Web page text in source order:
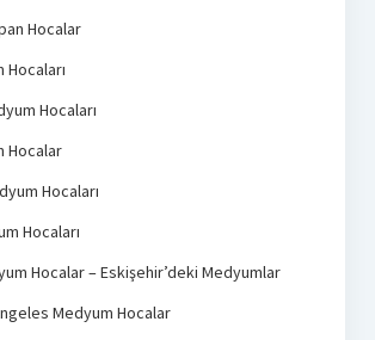
Hocalar
Hocaları
Hocaları
Hocalar
Hocaları
Hocaları
Hocalar – Eskişehir’deki Medyumlar
Medyum Hocalar